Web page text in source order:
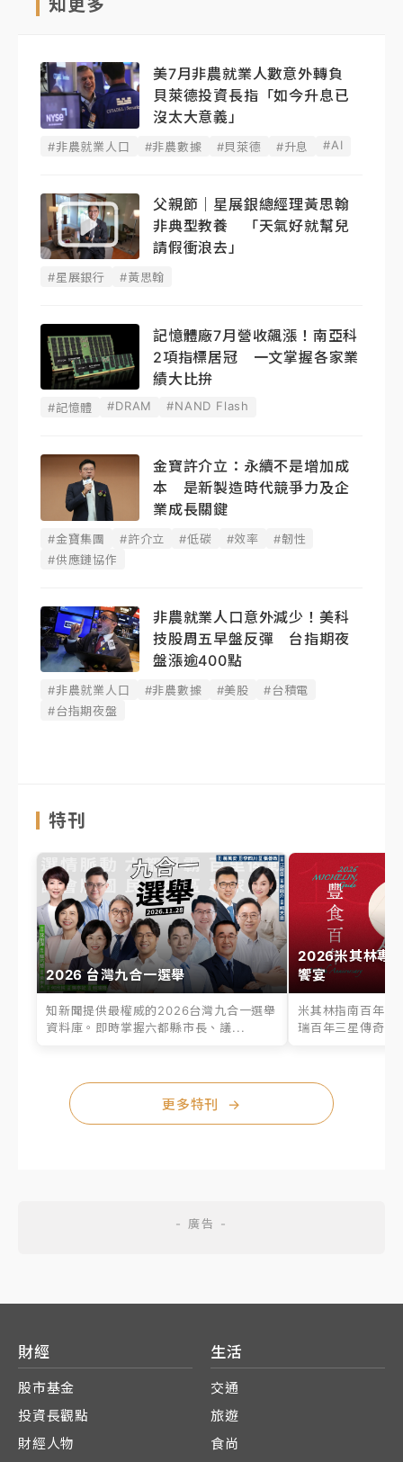
知更多
美7月非農就業人數意外轉負
貝萊德投資長指「如今升息已
沒太大意義」
#非農就業人口 #非農數據 #貝萊德 #升息 #AI
父親節｜星展銀總經理黃思翰
非典型教養 「天氣好就幫兒
請假衝浪去」
#星展銀行 #黃思翰
記憶體廠7月營收飆漲！南亞科
2項指標居冠 一文掌握各家業
績大比拚
#記憶體 #DRAM #NAND Flash
金寶許介立：永續不是增加成
本 是新製造時代競爭力及企
業成長關鍵
#金寶集團 #許介立 #低碳 #效率
#韌性
#供應鏈協作
非農就業人口意外減少！美科
技股周五早盤反彈 台指期夜
盤漲逾400點
#非農就業人口 #非農數據 #美股
#台積電
#台指期夜盤
特刊
2026 台灣九合一選舉
知新聞提供最權威的2026台灣九合一選舉
資料庫。即時掌握六都縣市長、議...
2026米其林專
饗宴
米其林指南百年之
瑞百年三星傳奇、
更多特刊 →
財經
股市基金
投資長觀點
財經人物
生活
交通
旅遊
食尚